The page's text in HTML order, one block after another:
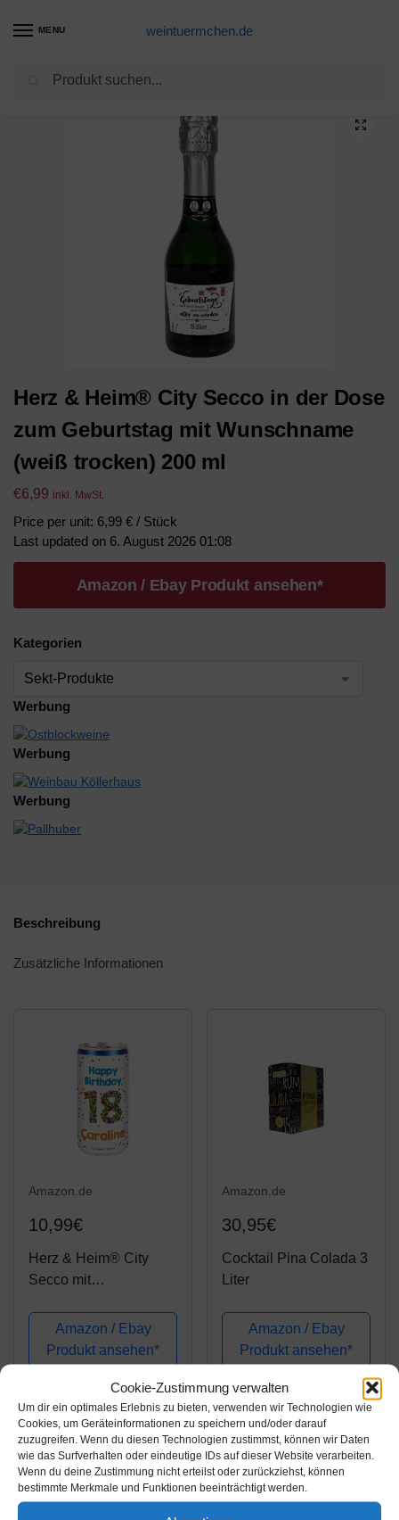
Cookie-Zustimmung verwalten
Um dir ein optimales Erlebnis zu bieten, verwenden wir Technologien wie
Cookies, um Geräteinformationen zu speichern und/oder darauf
zuzugreifen. Wenn du diesen Technologien zustimmst, können wir Daten
wie das Surfverhalten oder eindeutige IDs auf dieser Website verarbeiten.
Wenn du deine Zustimmung nicht erteilst oder zurückziehst, können
bestimmte Merkmale und Funktionen beeinträchtigt werden.
MENU weintuermchen.de
Sekt-Produkte / Herz & Heim® City Secco in der Dose zum Geburtstag mit Wunschname (weiß trocken) 200 ml
Herz & Heim® City Secco in der Dose
zum Geburtstag mit Wunschname
(weiß trocken) 200 ml
€6,99 inkl. MwSt.
Price per unit: 6,99 € / Stück
Last updated on 6. August 2026 01:08
Amazon / Ebay Produkt ansehen*
Kategorien
Werbung
Werbung
Werbung
Beschreibung
Zusätzliche Informationen
Amazon.de
10,99€
Herz & Heim® City
Secco mit
18. Geburtstag -
Konfetti
Amazon / Ebay
Produkt ansehen*
Amazon.de
30,95€
Cocktail Pina Colada 3
Liter
Amazon / Ebay
Produkt ansehen*
-5%